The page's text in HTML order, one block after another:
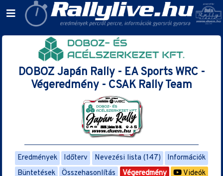
DOBOZ Japán Rally - EA Sports WRC -
Végeredmény - CSAK Rally Team
Eredmények Időterv Nevezési lista (147)
Információk
Büntetések
Összehasonlítás Végeredmény
Videók